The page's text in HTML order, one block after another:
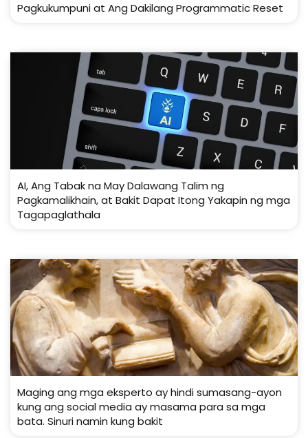
Pagkukumpuni at Ang Dakilang Programmatic Reset
AI, Ang Tabak na May Dalawang Talim ng
Pagkamalikhain, at Bakit Dapat Itong Yakapin ng mga
Tagapaglathala
Maging ang mga eksperto ay hindi sumasang-ayon
kung ang social media ay masama para sa mga
bata. Sinuri namin kung bakit